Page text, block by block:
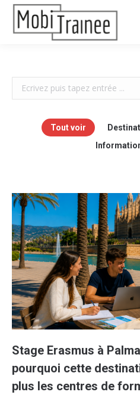
Search:
Tout voir
Stage Erasmus à
pourquoi cette
plus les centres de